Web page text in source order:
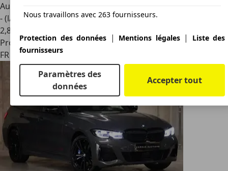
Autres
- (l/100 km)
2,8
Professionnel
FR 49000Beaucouze
Nous travaillons avec 263 fournisseurs.
Protection des données | Mentions légales|
Liste des
fournisseurs
Paramètres des
données
Accepter tout